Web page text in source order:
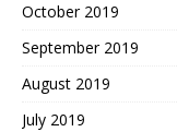
October 2019
September 2019
August 2019
July 2019